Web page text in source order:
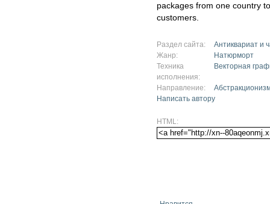
packages from one country
customers.
Раздел сайта:
Антиквариат и
Жанр:
Натюрморт
Техника
исполнения:
Векторная
Направление:
Написать автору
HTML: